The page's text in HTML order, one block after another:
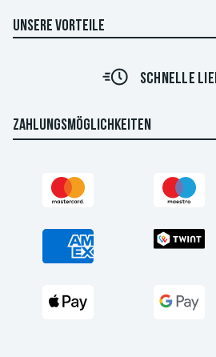
UNSERE VORTEILE
SCHNELLE
ZAHLUNGSMÖGLICHKEITEN